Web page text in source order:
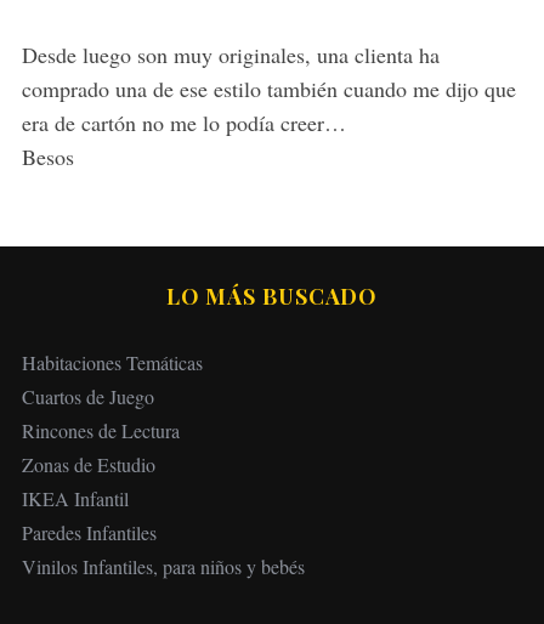
s
:
Desde luego son muy originales, una clienta ha
comprado una de ese estilo también cuando me dijo que
era de cartón no me lo podía creer…
Besos
LO MÁS BUSCADO
Habitaciones Temáticas
Cuartos de Juego
Rincones de Lectura
Zonas de Estudio
IKEA Infantil
Paredes Infantiles
Vinilos Infantiles, para niños y bebés